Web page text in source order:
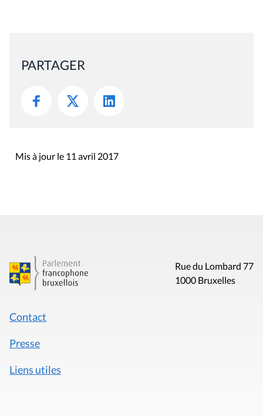
PARTAGER
Mis à jour le 11 avril 2017
Rue du Lombard 77
1000 Bruxelles
Contact
Presse
Liens utiles